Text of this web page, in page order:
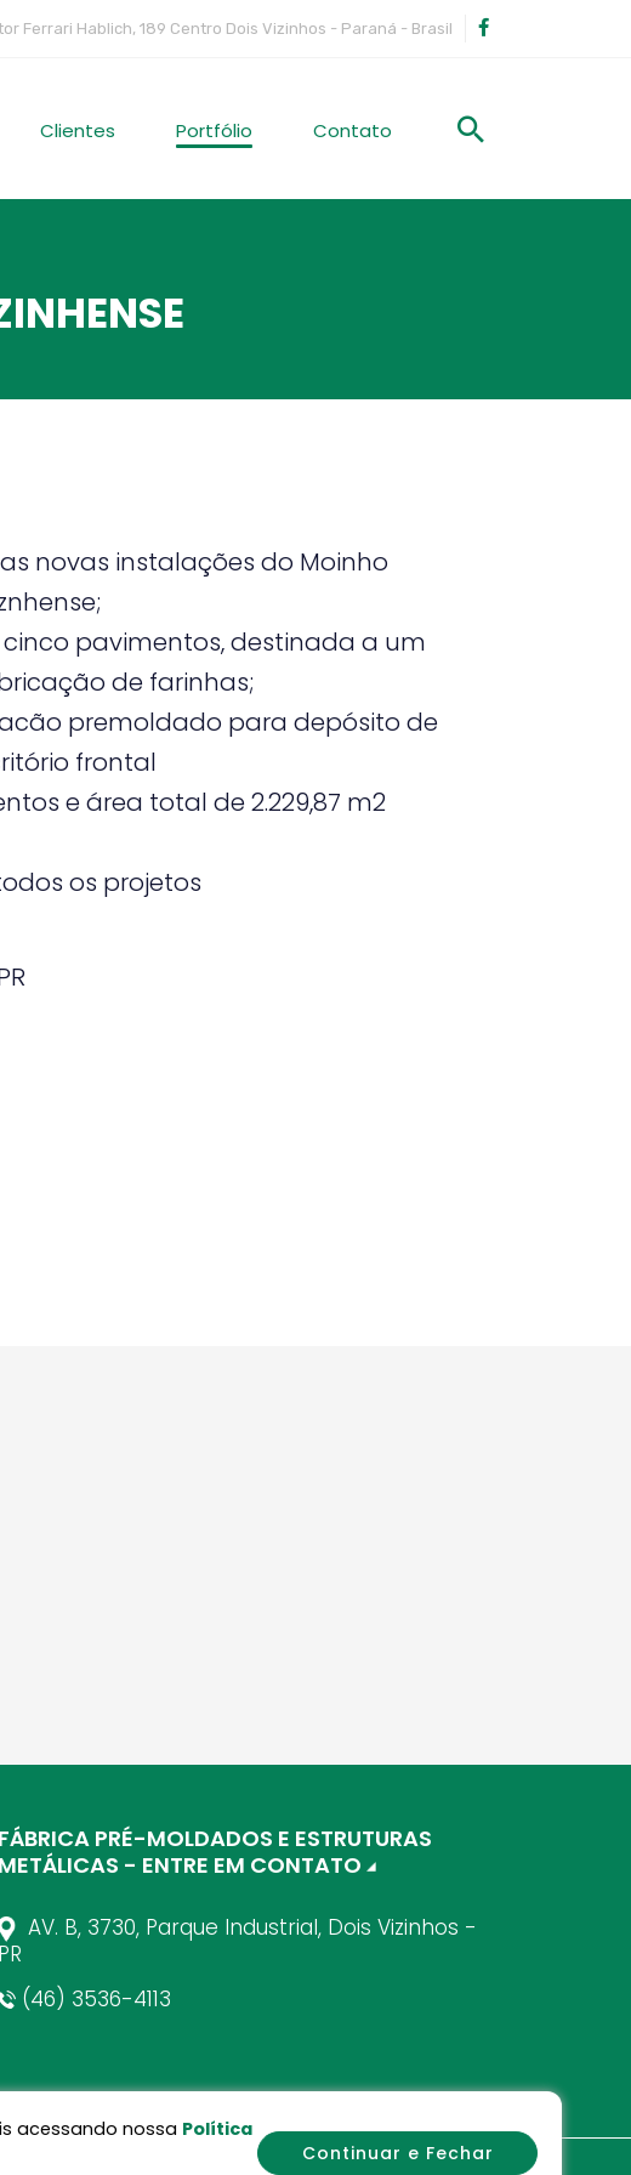
Ferrari Hablich, 189 Centro Dois Vizinhos - Paraná - Brasil
Clientes Portfólio Contato
novas instalações do Moinho
pavimentos, destinada a um
de farinhas;
premoldado para depósito de
frontal
e área total de 2.229,87 m2
os projetos
FÁBRICA PRÉ-MOLDADOS E ESTRUTURAS
METÁLICAS - ENTRE EM CONTATO
AV. B, 3730, Parque Industrial, Dois Vizinhos -
PR
(46) 3536-4113
acessando nossa Política
Continuar e Fechar